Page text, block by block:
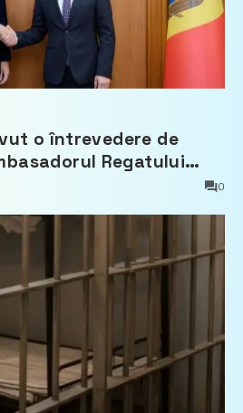
o întrevedere de
Regatului
Duijn
0